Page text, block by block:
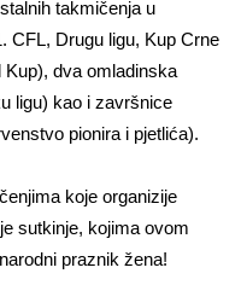
takmičenja u
CFL, Drugu ligu, Kup Crne
Kup), dva omladinska
ligu) kao i završnice
pionira i pjetlića).
koje organizije
sutkinje, kojima ovom
praznik žena!